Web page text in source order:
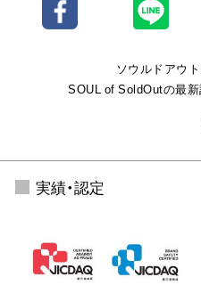
ソウルドアウ
SOUL of SoldOutの最
実績・認定